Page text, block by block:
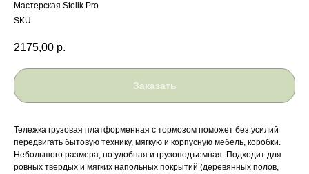
Мастерская Stolik.Pro
SKU:
2175,00 р.
Заказать
Тележка грузовая платформенная с тормозом поможет без усилий
передвигать бытовую технику, мягкую и корпусную мебель, коробки.
Небольшого размера, но удобная и грузоподъемная. Подходит для
ровных твердых и мягких напольных покрытий (деревянных полов,